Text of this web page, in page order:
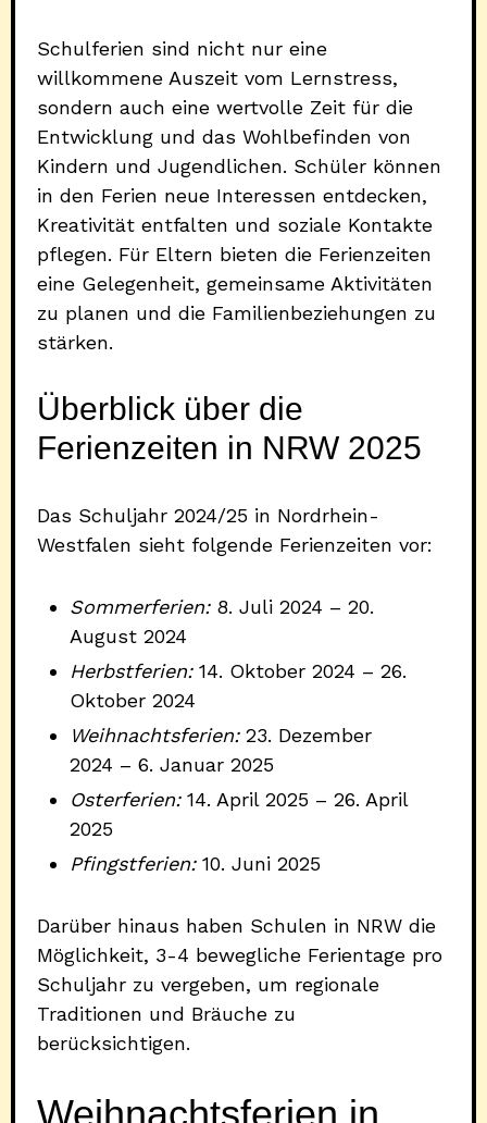
Schulferien sind nicht nur eine
willkommene Auszeit vom Lernstress,
sondern auch eine wertvolle Zeit für die
Entwicklung und das Wohlbefinden von
Kindern und Jugendlichen. Schüler können
in den Ferien neue Interessen entdecken,
Kreativität entfalten und soziale Kontakte
pflegen. Für Eltern bieten die Ferienzeiten
eine Gelegenheit, gemeinsame Aktivitäten
zu planen und die Familienbeziehungen zu
stärken.
Überblick über die
Ferienzeiten in NRW 2025
Das Schuljahr 2024/25 in Nordrhein-
Westfalen sieht folgende Ferienzeiten vor:
Sommerferien:8. Juli 2024 – 20.
August 2024
Herbstferien:14. Oktober 2024 – 26.
Oktober 2024
Weihnachtsferien:23. Dezember
2024 – 6. Januar 2025
Osterferien:14. April 2025 – 26. April
2025
Pfingstferien:10. Juni 2025
Darüber hinaus haben Schulen in NRW die
Möglichkeit, 3-4 bewegliche Ferientage pro
Schuljahr zu vergeben, um regionale
Traditionen und Bräuche zu
berücksichtigen.
Weihnachtsferien in